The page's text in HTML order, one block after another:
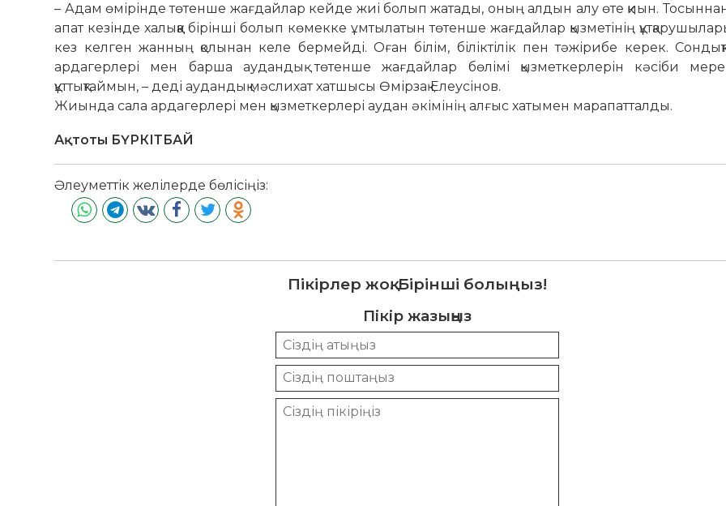
– Адам өмірінде төтенше жағдайлар кейде жиі болып жатады, оның алдын алу өте қиын.
апат кезінде халыққа бірінші болып көмекке ұмтылатын төтенше жағдайлар қызметінің
кез келген жанның қолынан келе бермейді. Оған білім, біліктілік пен тәжірибе керек.
ардагерлері мен барша аудандық төтенше жағдайлар бөлімі қызметкерлерін кәсіби
құттықтаймын, – деді аудандық мәслихат хатшысы Өмірзақ Елеусінов.
Жиында сала ардагерлері мен қызметкерлері аудан әкімінің алғыс хатымен марапатталды.
Ақтоты БҮРКІТБАЙ
Әлеуметтік желілерде бөлісіңіз:
Пікірлер жоқ. Бірінші болыңыз!
Пікір жазыңыз